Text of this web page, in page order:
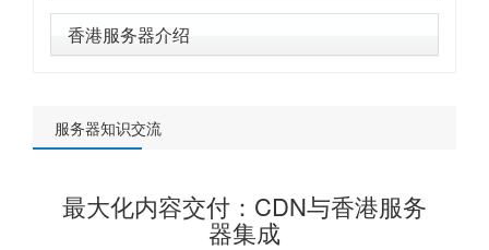
香港服务器介绍
服务器知识交流
最大化内容交付：CDN与香港服务
器集成